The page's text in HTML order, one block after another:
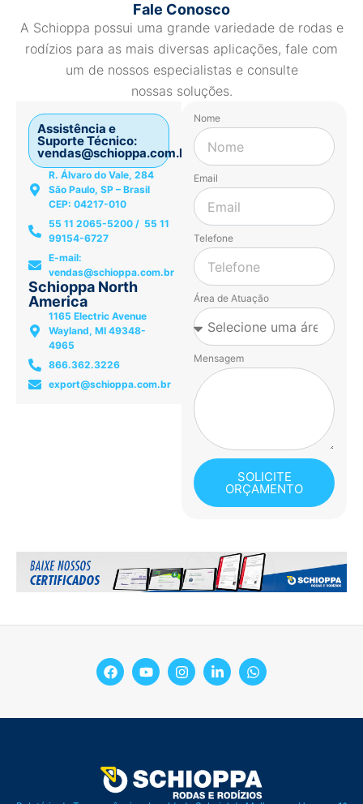
Fale Conosco
A Schioppa possui uma grande variedade de rodas e
rodízios para as mais diversas aplicações, fale com
um de nossos especialistas e consulte
nossas soluções.
Assistência e
Suporte Técnico:
vendas@schioppa.com.br
R. Álvaro do Vale, 284
São Paulo, SP – Brasil
CEP: 04217-010
55 11 2065-5200 / 55 11
99154-6727
E-mail:
vendas@schioppa.com.br
Schioppa North
America
1165 Electric Avenue
Wayland, MI 49348-
4965
866.362.3226
export@schioppa.com.br
Nome
Email
Telefone
Área de Atuação
Mensagem
SOLICITE
ORÇAMENTO